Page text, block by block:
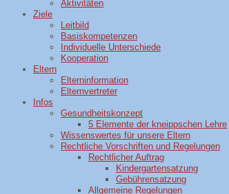
Aktivitäten
Ziele
Leitbild
Basiskompetenzen
Individuelle Unterschiede
Kooperation
Eltern
Elterninformation
Elternvertreter
Infos
Gesundheitskonzept
5 Elemente der kneippschen Lehre
Wissenswertes für unsere Eltern
Rechtliche Vorschriften und Regelungen
Rechtlicher Auftrag
Kindergartensatzung
Gebührensatzung
Allgemeine Regelungen